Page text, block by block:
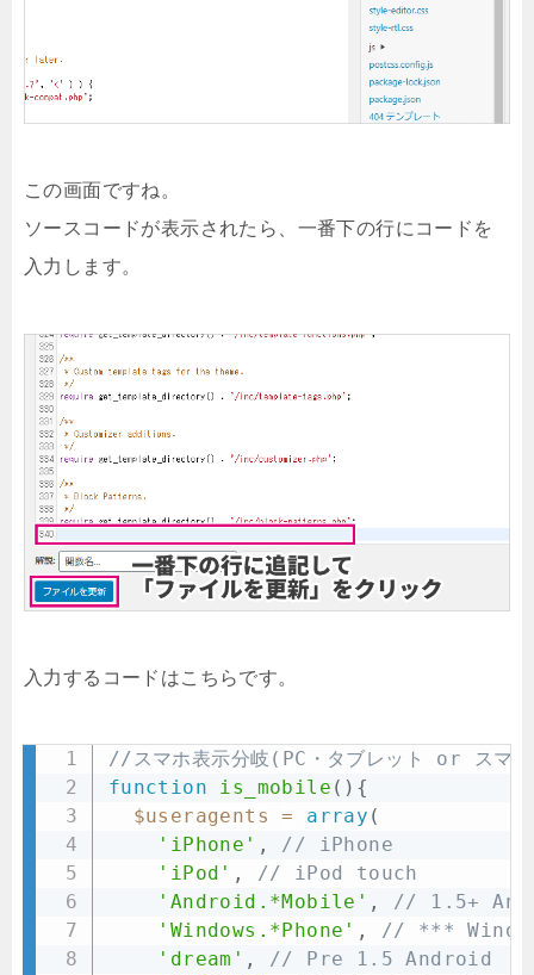
この画面ですね。
ソースコードが表示されたら、一番下の行にコードを
入力します。
入力するコードはこちらです。
//スマホ表示分岐(PC・タブレット or スマ
function
is_mobile ( ) {
$useragents
= array (
'iPhone' ,
// iPhone
'iPod' ,
// iPod touch
'Android.*Mobile' ,
// 1.5+
'Windows.*Phone' ,
// ***
'dream' ,
// Pre 1.5 Android